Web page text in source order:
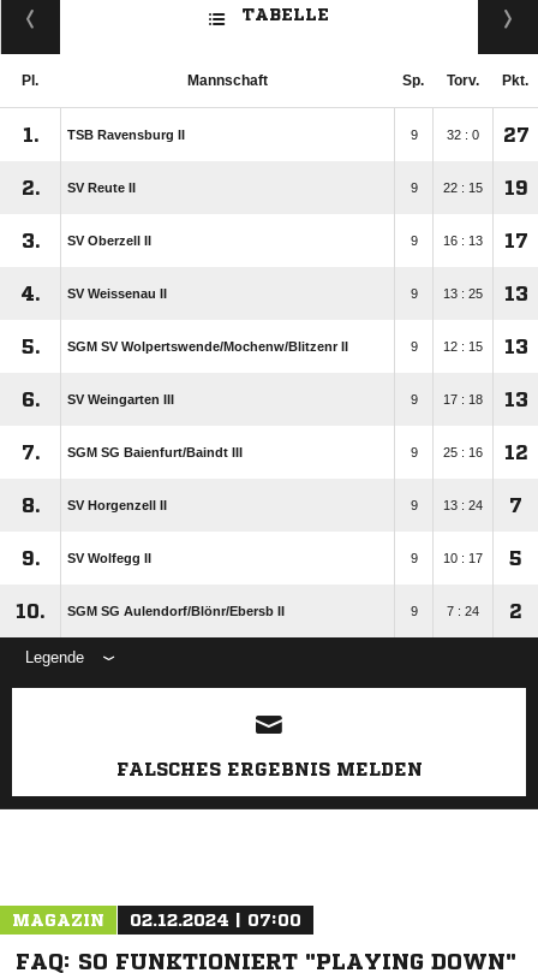
TABELLE
Pl. Mannschaft Sp. Torv. Pkt.
1. TSB Ravensburg II 9 32 : 0 27
2. SV Reute II 9 22 : 15 19
3. SV Oberzell II 9 16 : 13 17
4. SV Weissenau II 9 13 : 25 13
5. SGM SV Wolpertswende/​Mochenw/​Blitzenr II 9 12 : 15 13
6. SV Weingarten III 9 17 : 18 13
7. SGM SG Baienfurt/​Baindt III 9 25 : 16 12
8. SV Horgenzell II 9 13 : 24 7
9. SV Wolfegg II 9 10 : 17 5
10. SGM SG Aulendorf/​Blönr/​Ebersb II 9 7 : 24 2
Legende
ANZEIGE
FALSCHES ERGEBNIS MELDEN
MAGAZIN 02.12.2024 | 07:00
FAQ: SO FUNKTIONIERT "PLAYING DOWN"